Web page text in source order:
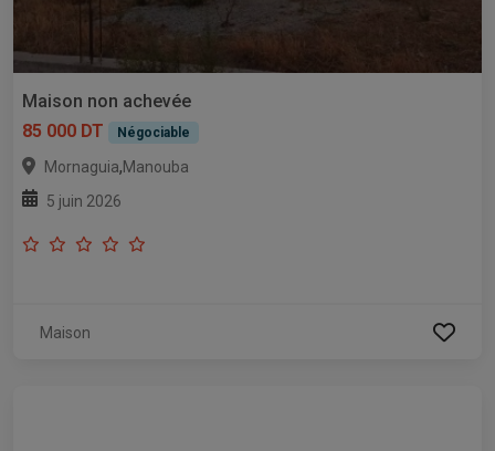
Maison non achevée
85 000 DT
Négociable
Mornaguia,Manouba
5 juin 2026
Maison